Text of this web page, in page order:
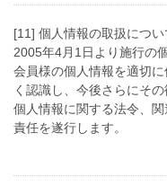
[11] 個人情報の取扱につい
2005年4月1日より施行の
会員様の個人情報を適切
く認識し、今後さらにそ
個人情報に関する法令、
責任を遂行します。